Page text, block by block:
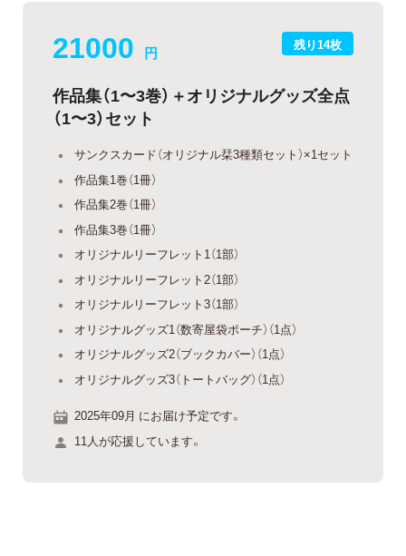
残り14枚
21000 円
作品集（1〜3巻）＋オリジナルグッズ全点
（1〜3）セット
サンクスカード（オリジナル栞3種類セット）×1セット
作品集1巻（1冊）
作品集2巻（1冊）
作品集3巻（1冊）
オリジナルリーフレット1（1部）
オリジナルリーフレット2（1部）
オリジナルリーフレット3（1部）
オリジナルグッズ1（数寄屋袋ポーチ）（1点）
オリジナルグッズ2（ブックカバー）（1点）
オリジナルグッズ3（トートバッグ）（1点）
2025年09月 にお届け予定です。
11人が応援しています。